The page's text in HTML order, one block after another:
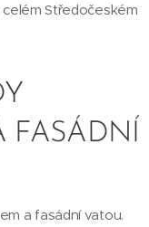
Středočeském
FASÁDNÍ
a fasádní vatou.